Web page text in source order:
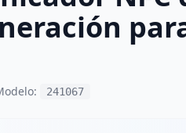
241067